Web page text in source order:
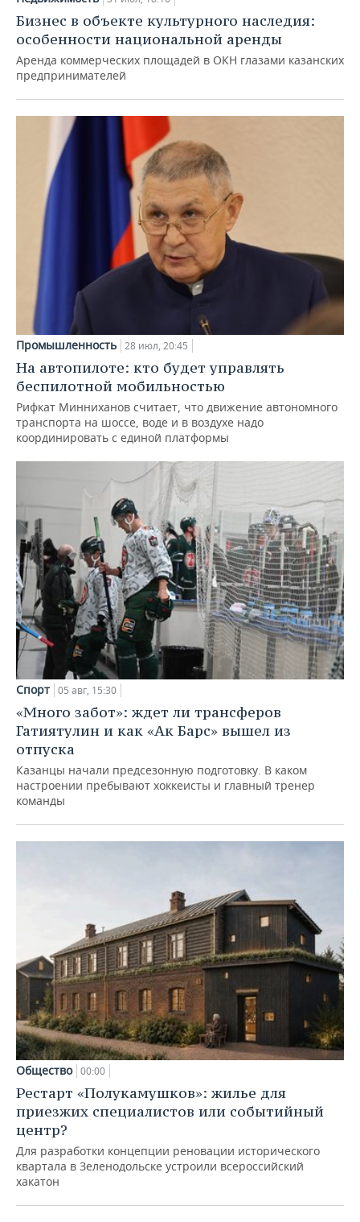
Бизнес в объекте культурного наследия:
особенности национальной аренды
Аренда коммерческих площадей в ОКН глазами казанских
предпринимателей
Промышленность 28 июл, 20:45
На автопилоте: кто будет управлять
беспилотной мобильностью
Рифкат Минниханов считает, что движение автономного
транспорта на шоссе, воде и в воздухе надо
координировать с единой платформы
Спорт 05 авг, 15:30
«Много забот»: ждет ли трансферов
Гатиятулин и как «Ак Барс» вышел из
отпуска
Казанцы начали предсезонную подготовку. В каком
настроении пребывают хоккеисты и главный тренер
команды
Общество 00:00
Рестарт «Полукамушков»: жилье для
приезжих специалистов или событийный
центр?
Для разработки концепции реновации исторического
квартала в Зеленодольске устроили всероссийский
хакатон